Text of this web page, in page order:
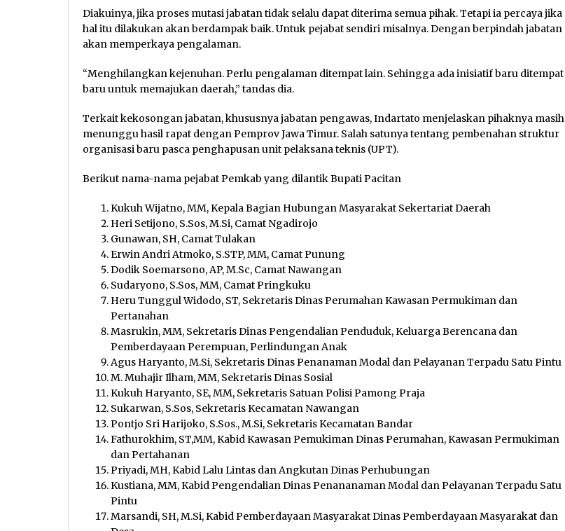
Diakuinya, jika proses mutasi jabatan tidak selalu dapat diterima semua pihak. Tetapi ia percaya jika
hal itu dilakukan akan berdampak baik. Untuk pejabat sendiri misalnya. Dengan berpindah jabatan
akan memperkaya pengalaman.
“Menghilangkan kejenuhan. Perlu pengalaman ditempat lain. Sehingga ada inisiatif baru ditempat
baru untuk memajukan daerah,” tandas dia.
Terkait kekosongan jabatan, khususnya jabatan pengawas, Indartato menjelaskan pihaknya masih
menunggu hasil rapat dengan Pemprov Jawa Timur. Salah satunya tentang pembenahan struktur
organisasi baru pasca penghapusan unit pelaksana teknis (UPT).
Berikut nama-nama pejabat Pemkab yang dilantik Bupati Pacitan
Kukuh Wijatno, MM, Kepala Bagian Hubungan Masyarakat Sekertariat Daerah
Heri Setijono, S.Sos, M.Si, Camat Ngadirojo
Gunawan, SH, Camat Tulakan
Erwin Andri Atmoko, S.STP, MM, Camat Punung
Dodik Soemarsono, AP, M.Sc, Camat Nawangan
Sudaryono, S.Sos, MM, Camat Pringkuku
Heru Tunggul Widodo, ST, Sekretaris Dinas Perumahan Kawasan Permukiman dan
Pertanahan
Masrukin, MM, Sekretaris Dinas Pengendalian Penduduk, Keluarga Berencana dan
Pemberdayaan Perempuan, Perlindungan Anak
Agus Haryanto, M.Si, Sekretaris Dinas Penanaman Modal dan Pelayanan Terpadu Satu Pintu
M. Muhajir Ilham, MM, Sekretaris Dinas Sosial
Kukuh Haryanto, SE, MM, Sekretaris Satuan Polisi Pamong Praja
Sukarwan, S.Sos, Sekretaris Kecamatan Nawangan
Pontjo Sri Harijoko, S.Sos., M.Si, Sekretaris Kecamatan Bandar
Fathurokhim, ST,MM, Kabid Kawasan Pemukiman Dinas Perumahan, Kawasan Permukiman
dan Pertahanan
Priyadi, MH, Kabid Lalu Lintas dan Angkutan Dinas Perhubungan
Kustiana, MM, Kabid Pengendalian Dinas Penananaman Modal dan Pelayanan Terpadu Satu
Pintu
Marsandi, SH, M.Si, Kabid Pemberdayaan Masyarakat Dinas Pemberdayaan Masyarakat dan